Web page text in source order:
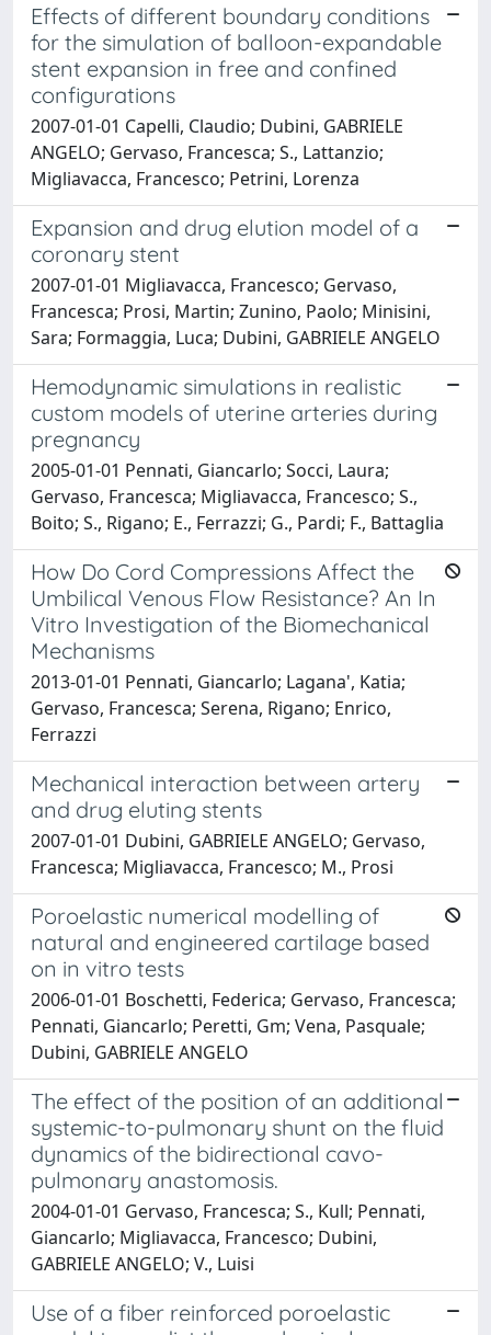
Effects of different boundary conditions
for the simulation of balloon-expandable
stent expansion in free and confined
configurations
2007-01-01 Capelli, Claudio; Dubini, GABRIELE
ANGELO; Gervaso, Francesca; S., Lattanzio;
Migliavacca, Francesco; Petrini, Lorenza
Expansion and drug elution model of a
coronary stent
2007-01-01 Migliavacca, Francesco; Gervaso,
Francesca; Prosi, Martin; Zunino, Paolo; Minisini,
Sara; Formaggia, Luca; Dubini, GABRIELE ANGELO
Hemodynamic simulations in realistic
custom models of uterine arteries during
pregnancy
2005-01-01 Pennati, Giancarlo; Socci, Laura;
Gervaso, Francesca; Migliavacca, Francesco; S.,
Boito; S., Rigano; E., Ferrazzi; G., Pardi; F., Battaglia
How Do Cord Compressions Affect the
Umbilical Venous Flow Resistance? An In
Vitro Investigation of the Biomechanical
Mechanisms
2013-01-01 Pennati, Giancarlo; Lagana', Katia;
Gervaso, Francesca; Serena, Rigano; Enrico,
Ferrazzi
Mechanical interaction between artery
and drug eluting stents
2007-01-01 Dubini, GABRIELE ANGELO; Gervaso,
Francesca; Migliavacca, Francesco; M., Prosi
Poroelastic numerical modelling of
natural and engineered cartilage based
on in vitro tests
2006-01-01 Boschetti, Federica; Gervaso, Francesca;
Pennati, Giancarlo; Peretti, Gm; Vena, Pasquale;
Dubini, GABRIELE ANGELO
The effect of the position of an additional
systemic-to-pulmonary shunt on the fluid
dynamics of the bidirectional cavo-
pulmonary anastomosis.
2004-01-01 Gervaso, Francesca; S., Kull; Pennati,
Giancarlo; Migliavacca, Francesco; Dubini,
GABRIELE ANGELO; V., Luisi
Use of a fiber reinforced poroelastic